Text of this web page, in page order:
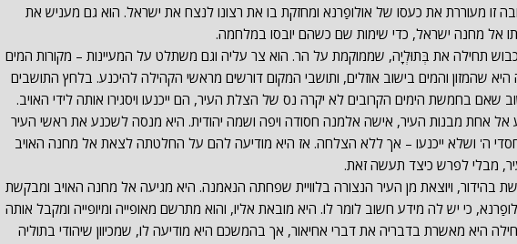
זו מעוררת את כעסו של אולופַרנא ומחזקת בו את רצונו לנצח את ישראל. הוא גם מעניש את
אל מחנה ישראל, כדי שימות שם כשהם יובסו במלחמה.
תחילה את בְּתוּלְיָה, שממוקמת על הר. הוא צר עליה וגם משתלט על המעיינות – מקורות המים
שהמזון והמים בישוב אוזלים, ותושבי המקום דורשים מראשי הקהילה להיכנע. בלחץ התושבים
שאם בחמשת הימים הקרובים לא יקרה נס של הצלת העיר, הם ייכנעו ויסגירו אותה לידי האויב.
אל אחת מבנות העיר, אישה אלמנה חסודה ויפה ושמה יהודית. היא מנסה לשכנע את ראשי העיר
ה' ושלא ייכנעו – אך ללא הצלחה. אז היא מודיעה להם על החלטתה לצאת אל מחנה האויב
מבלי לפרש כיצד תעשה זאת.
בהידור, ויוצאת מן העיר הנצורה בלוויית שפחתה הנאמנה. היא מגיעה אל מחנה האויב ומבקשת
כי יש לה מידע חשוב לומר לו. היא מובאת אליו, והוא מתרשם מאופייה ומיופייה ומקבל אותה
היא מאשרת בדבריה את דברי אחיאור, אך בהמשכם היא מודיעה לו, שמכיוון שיהודי בתוליה